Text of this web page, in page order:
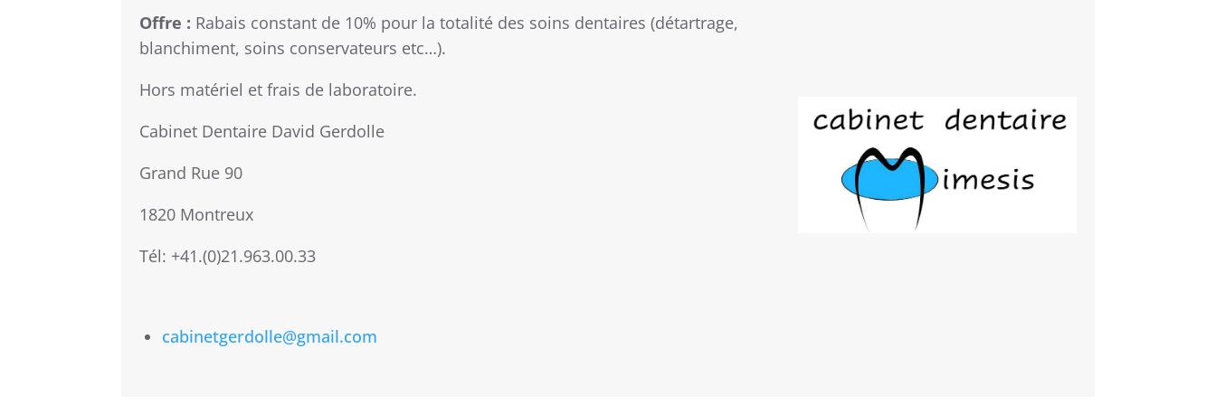
Offre : Rabais constant de 10% pour la totalité des soins dentaires (détartrage,
blanchiment, soins conservateurs etc…).
Hors matériel et frais de laboratoire.
Cabinet Dentaire David Gerdolle
Grand Rue 90
1820 Montreux
Tél: +41.(0)21.963.00.33
cabinetgerdolle@gmail.com